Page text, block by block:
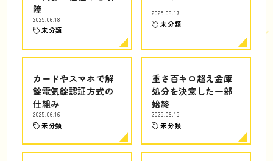
障
2025.06.18
未分類
2025.06.17
未分類
カードやスマホで解
錠電気錠認証方式の
仕組み
2025.06.16
未分類
重さ百キロ超え金庫
処分を決意した一部
始終
2025.06.15
未分類